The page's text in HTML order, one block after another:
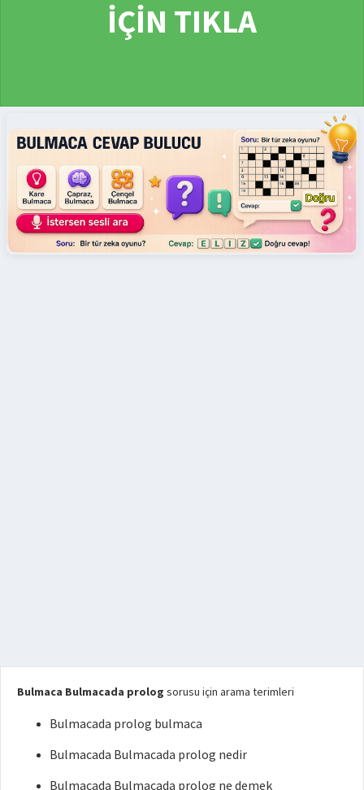
İÇİN TIKLA
Bulmaca Bulmacada prolog sorusu için arama terimleri
Bulmacada prolog bulmaca
Bulmacada Bulmacada prolog nedir
Bulmacada Bulmacada prolog ne demek